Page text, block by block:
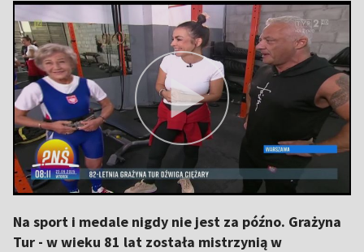
Na sport i medale nigdy nie jest za późno. Grażyna
Tur - w wieku 81 lat została mistrzynią w